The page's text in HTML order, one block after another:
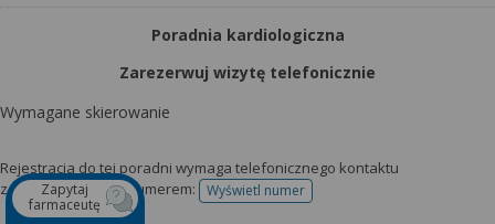
Poradnia kardiologiczna
Zarezerwuj wizytę telefonicznie
Wymagane skierowanie
Rejestracja do tej poradni wymaga telefonicznego kontaktu
z przychodnią pod numerem:
Wyświetl numertelefonu do rejestracji
Zapytaj
farmaceutę